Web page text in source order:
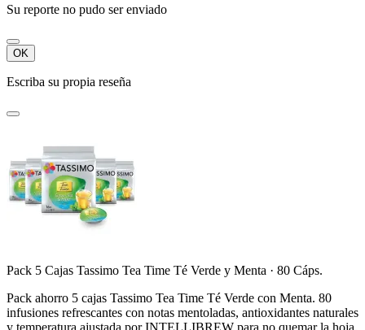
Su reporte no pudo ser enviado
OK
Escriba su propia reseña
Pack 5 Cajas Tassimo Tea Time Té Verde y Menta · 80 Cáps.
Pack ahorro 5 cajas Tassimo Tea Time Té Verde con Menta. 80
infusiones refrescantes con notas mentoladas, antioxidantes naturales
y temperatura ajustada por INTELLIBREW para no quemar la hoja.